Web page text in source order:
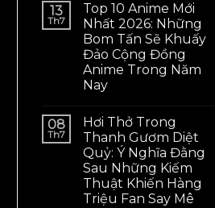
13
Th7
Top 10 Anime Mới
Nhất 2026: Những
Bom Tấn Sẽ Khuấy
Đảo Cộng Đồng
Anime Trong Năm
Nay
08
Th7
Hơi Thở Trong
Thanh Gươm Diệt
Quỷ: Ý Nghĩa Đằng
Sau Những Kiếm
Thuật Khiến Hàng
Triệu Fan Say Mê